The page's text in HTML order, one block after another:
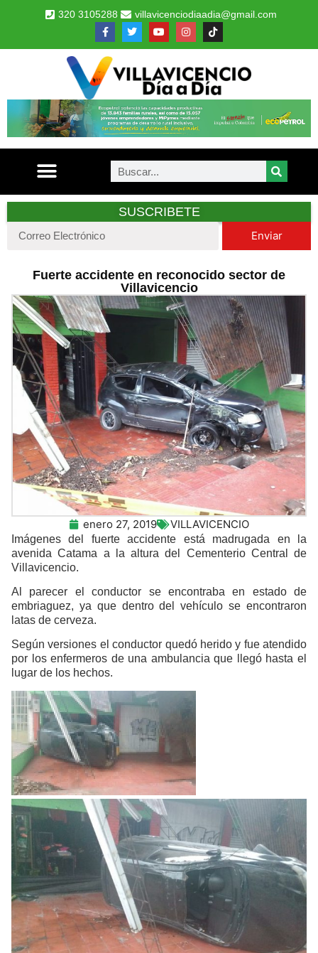
320 3105288 villavicenciodiaadia@gmail.com
SUSCRIBETE
Enviar
Fuerte accidente en reconocido sector de
Villavicencio
enero 27, 2019 VILLAVICENCIO
Imágenes del fuerte accidente está madrugada en la
avenida Catama a la altura del Cementerio Central de
Villavicencio.
Al parecer el conductor se encontraba en estado de
embriaguez, ya que dentro del vehículo se encontraron
latas de cerveza.
Según versiones el conductor quedó herido y fue atendido
por los enfermeros de una ambulancia que llegó hasta el
lugar de los hechos.